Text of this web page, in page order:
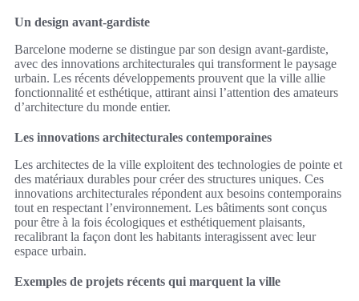
Un design avant-gardiste
Barcelone moderne se distingue par son design avant-gardiste,
avec des innovations architecturales qui transforment le paysage
urbain. Les récents développements prouvent que la ville allie
fonctionnalité et esthétique, attirant ainsi l’attention des amateurs
d’architecture du monde entier.
Les innovations architecturales contemporaines
Les architectes de la ville exploitent des technologies de pointe et
des matériaux durables pour créer des structures uniques. Ces
innovations architecturales répondent aux besoins contemporains
tout en respectant l’environnement. Les bâtiments sont conçus
pour être à la fois écologiques et esthétiquement plaisants,
recalibrant la façon dont les habitants interagissent avec leur
espace urbain.
Exemples de projets récents qui marquent la ville